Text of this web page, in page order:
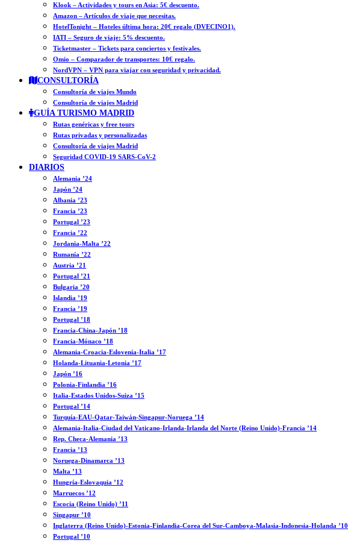
Klook – Actividades y tours en Asia: 5€ descuento.
Amazon – Artículos de viaje que necesitas.
HotelTonight – Hoteles última hora: 20€ regalo (DVECINO1).
IATI – Seguro de viaje: 5% descuento.
Ticketmaster – Tickets para conciertos y festivales.
Omio – Comparador de transportes: 10€ regalo.
NordVPN – VPN para viajar con seguridad y privacidad.
CONSULTORÍA
Consultoría de viajes Mundo
Consultoría de viajes Madrid
GUÍA TURISMO MADRID
Rutas genéricas y free tours
Rutas privadas y personalizadas
Consultoría de viajes Madrid
Seguridad COVID-19 SARS-CoV-2
DIARIOS
Alemania ’24
Japón ’24
Albania ’23
Francia ’23
Portugal ’23
Francia ’22
Jordania-Malta ’22
Rumanía ’22
Austria ’21
Portugal ’21
Bulgaria ’20
Islandia ’19
Francia ’19
Portugal ’18
Francia-China-Japón ’18
Francia-Mónaco ’18
Alemania-Croacia-Eslovenia-Italia ’17
Holanda-Lituania-Letonia ’17
Japón ’16
Polonia-Finlandia ’16
Italia-Estados Unidos-Suiza ’15
Portugal ’14
Turquía-EAU-Qatar-Taiwán-Singapur-Noruega ’14
Alemania-Italia-Ciudad del Vaticano-Irlanda-Irlanda del Norte (Reino Unido)-Francia ’14
Rep. Checa-Alemania ’13
Francia ’13
Noruega-Dinamarca ’13
Malta ’13
Hungría-Eslovaquia ’12
Marruecos ’12
Escocia (Reino Unido) ’11
Singapur ’10
Inglaterra (Reino Unido)-Estonia-Finlandia-Corea del Sur-Camboya-Malasia-Indonesia-Holanda ’10
Portugal ’10